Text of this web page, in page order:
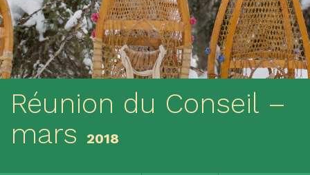
Réunion du Conseil –
mars
2018